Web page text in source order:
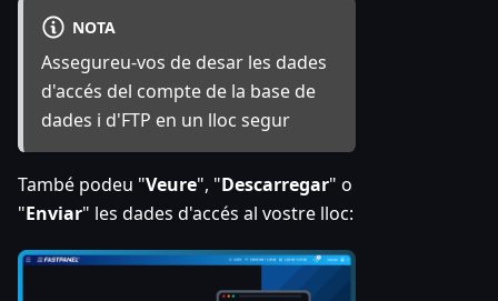
NOTA
Assegureu-vos de desar les dades
d'accés del compte de la base de
dades i d'FTP en un lloc segur
També podeu "Veure", "Descarregar" o
"Enviar" les dades d'accés al vostre lloc: